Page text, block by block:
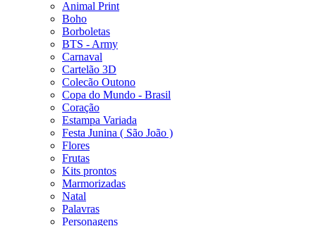
Animal Print
Boho
Borboletas
BTS - Army
Carnaval
Cartelão 3D
Colecão Outono
Copa do Mundo - Brasil
Coração
Estampa Variada
Festa Junina ( São João )
Flores
Frutas
Kits prontos
Marmorizadas
Natal
Palavras
Personagens